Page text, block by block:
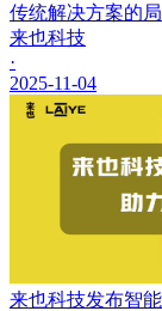
传统解决方案的
来也科技
·
2025-11-04
来也科技发布智